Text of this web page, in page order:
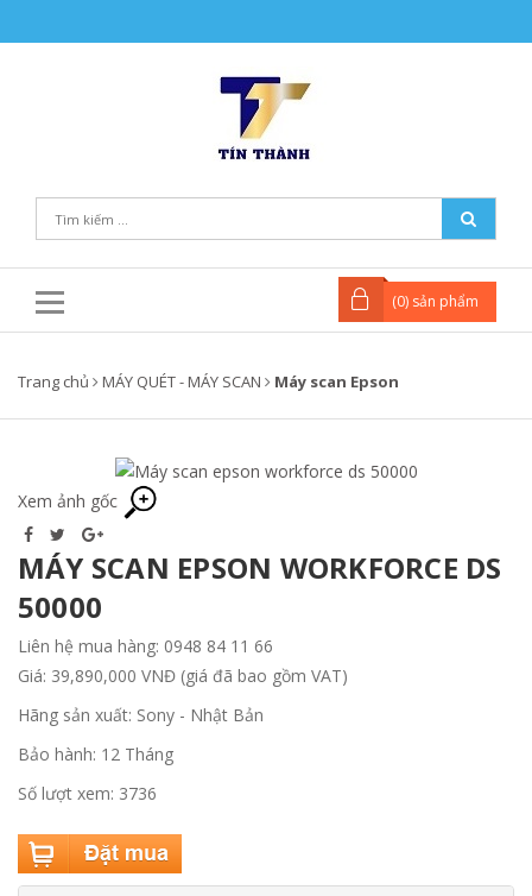
(0) sản phẩm
Trang chủ MÁY QUÉT - MÁY SCAN Máy scan Epson
Xem ảnh gốc
MÁY SCAN EPSON WORKFORCE DS
50000
Liên hệ mua hàng: 0948 84 11 66
Giá: 39,890,000 VNĐ (giá đã bao gồm VAT)
Hãng sản xuất: Sony - Nhật Bản
Bảo hành: 12 Tháng
Số lượt xem: 3736